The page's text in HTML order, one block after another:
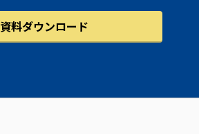
資料ダウンロード